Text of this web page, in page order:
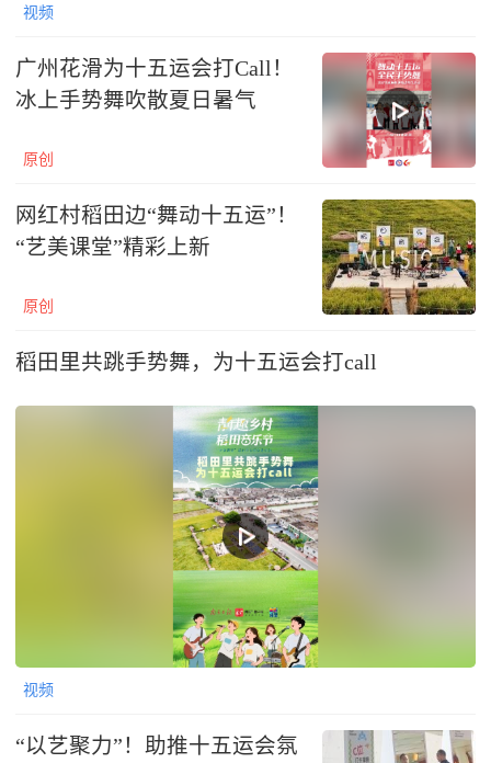
视频
广州花滑为十五运会打Call！
冰上手势舞吹散夏日暑气
原创
网红村稻田边“舞动十五运”！
“艺美课堂”精彩上新
原创
稻田里共跳手势舞，为十五运会打call
视频
“以艺聚力”！助推十五运会氛